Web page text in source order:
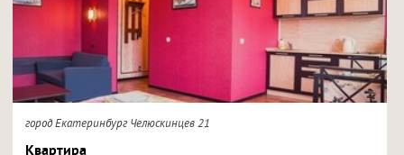
город Екатеринбург Челюскинцев 21
Квартира